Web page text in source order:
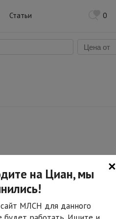
Статьи 0
×
на Циан, мы
МЛСН для данного